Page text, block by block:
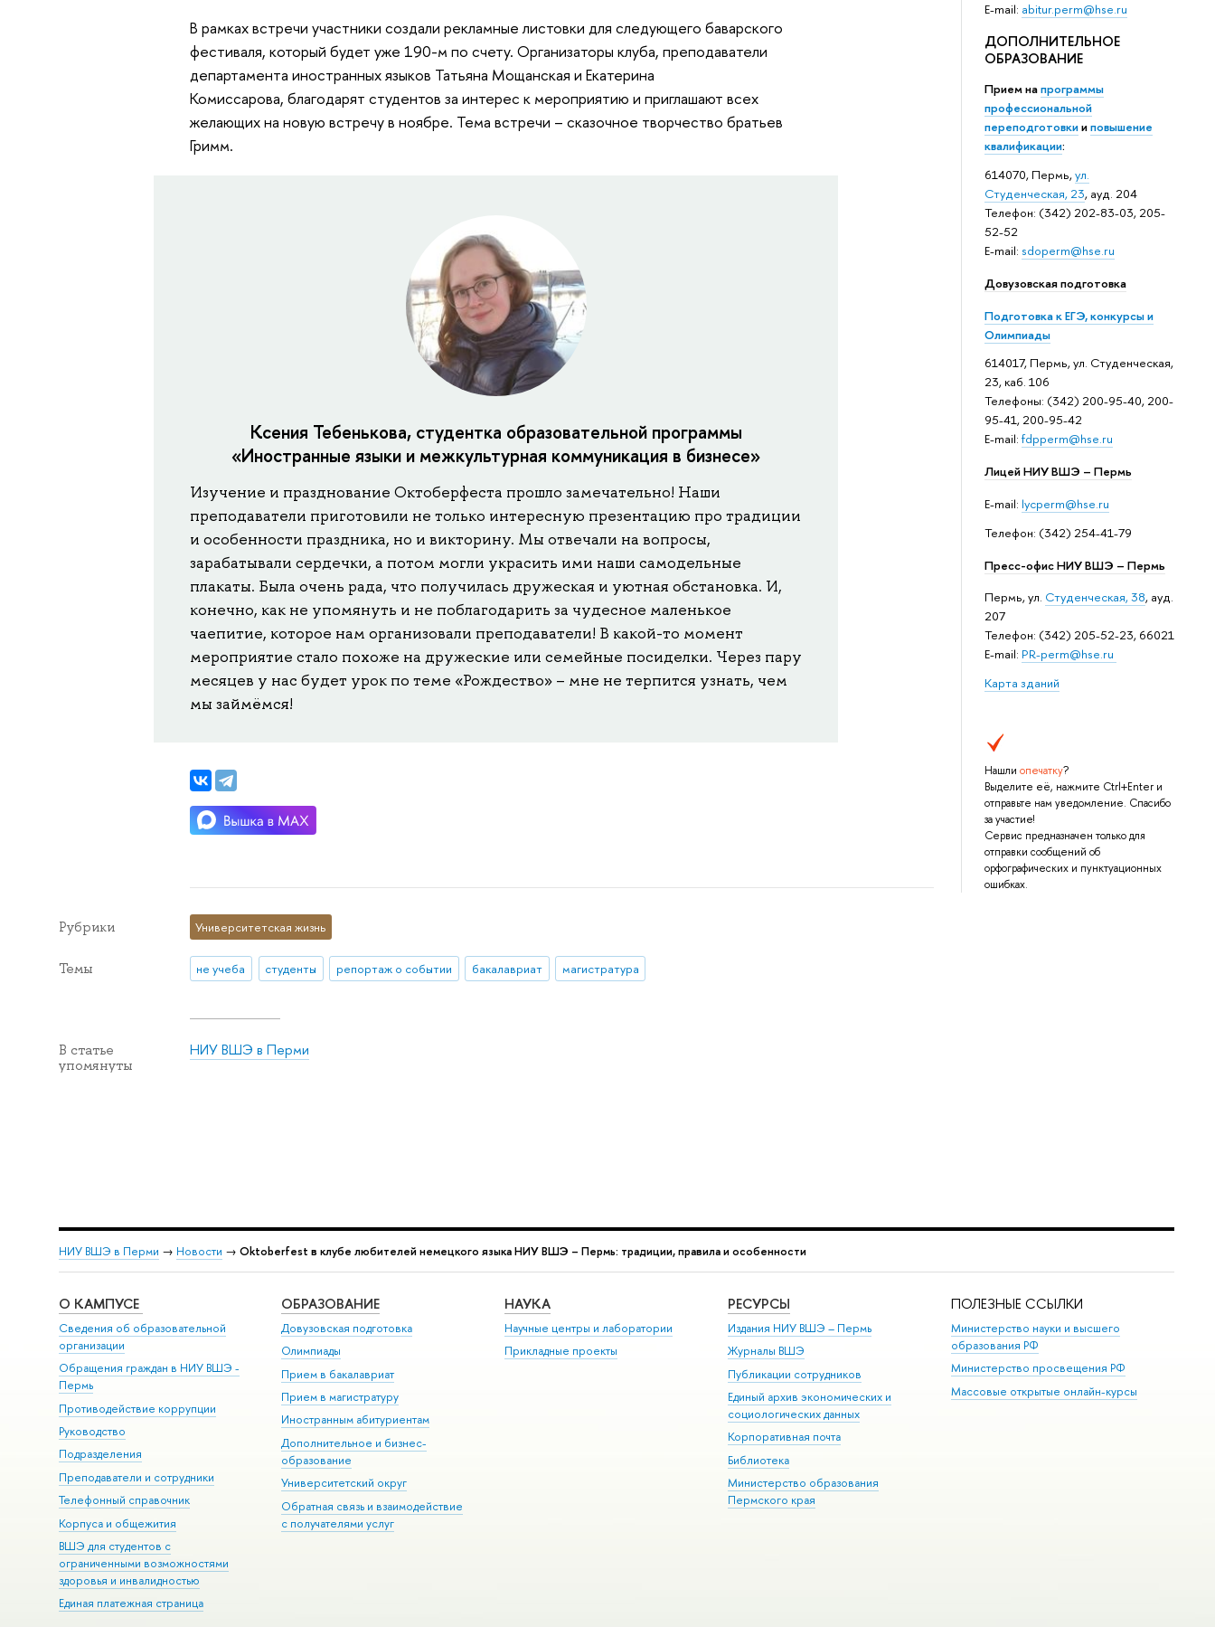
E-mail: abitur.perm@hse.ru
ДОПОЛНИТЕЛЬНОЕ
ОБРАЗОВАНИЕ
Прием напрограммы
профессиональной
переподготовкииповышение
квалификации:
614070, Пермь,ул.
Студенческая, 23, ауд. 204
Телефон: (342) 202-83-03, 205-
52-52
E-mail: sdoperm@hse.ru
Довузовская подготовка
Подготовка к ЕГЭ, конкурсы и
Олимпиады
614017, Пермь, ул. Студенческая,
23, каб. 106
Телефоны: (342) 200-95-40, 200-
95-41, 200-95-42
E-mail: fdpperm@hse.ru
Лицей НИУ ВШЭ – Пермь
E-mail: lycperm@hse.ru
Телефон: (342) 254-41-79
Пресс-офис НИУ ВШЭ – Пермь
Пермь, ул. Студенческая, 38, ауд.
207
Телефон: (342) 205-52-23, 66021
E-mail: PR-perm@hse.ru
Карта зданий
Нашли опечатку?
Выделите её, нажмите Ctrl+Enter и
отправьте нам уведомление. Спасибо
за участие!
Сервис предназначен только для
отправки сообщений об
орфографических и пунктуационных
ошибках.
В рамках встречи участники создали рекламные листовки для следующего баварского
фестиваля, который будет уже 190-м по счету. Организаторы клуба, преподаватели
департамента иностранных языков Татьяна Мощанская и Екатерина
Комиссарова, благодарят студентов за интерес к мероприятию и приглашают всех
желающих на новую встречу в ноябре. Тема встречи – сказочное творчество братьев
Гримм.
Ксения Тебенькова, студентка образовательной программы
«Иностранные языки и межкультурная коммуникация в бизнесе»
Изучение и празднование Октоберфеста прошло замечательно! Наши
преподаватели приготовили не только интересную презентацию про традиции
и особенности праздника, но и викторину. Мы отвечали на вопросы,
зарабатывали сердечки, а потом могли украсить ими наши самодельные
плакаты. Была очень рада, что получилась дружеская и уютная обстановка. И,
конечно, как не упомянуть и не поблагодарить за чудесное маленькое
чаепитие, которое нам организовали преподаватели! В какой-то момент
мероприятие стало похоже на дружеские или семейные посиделки. Через пару
месяцев у нас будет урок по теме «Рождество» – мне не терпится узнать, чем
мы займёмся!
Рубрики Университетская жизнь
Темы не учеба студенты репортаж о событии бакалавриат магистратура
В статье
упомянуты
НИУ ВШЭ в Перми
НИУ ВШЭ в Перми → Новости → Oktoberfest в клубе любителей немецкого языка НИУ ВШЭ – Пермь: традиции, правила и особенности
О КАМПУСЕ
Сведения об образовательной
организации
Обращения граждан в НИУ ВШЭ -
Пермь
Противодействие коррупции
Руководство
Подразделения
Преподаватели и сотрудники
Телефонный справочник
Корпуса и общежития
ВШЭ для студентов с
ограниченными возможностями
здоровья и инвалидностью
Единая платежная страница
ОБРАЗОВАНИЕ
Довузовская подготовка
Олимпиады
Прием в бакалавриат
Прием в магистратуру
Иностранным абитуриентам
Дополнительное и бизнес-
образование
Университетский округ
Обратная связь и взаимодействие
с получателями услуг
НАУКА
Научные центры и лаборатории
Прикладные проекты
РЕСУРСЫ
Издания НИУ ВШЭ ­– Пермь
Журналы ВШЭ
Публикации сотрудников
Единый архив экономических и
социологических данных
Корпоративная почта
Библиотека
Министерство образования
Пермского края
ПОЛЕЗНЫЕ ССЫЛКИ
Министерство науки и высшего
образования РФ
Министерство просвещения РФ
Массовые открытые онлайн-курсы